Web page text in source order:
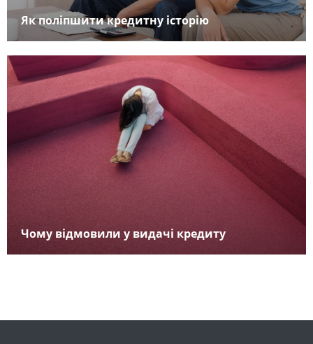
Як поліпшити кредитну історію
Чому відмовили у видачі кредиту